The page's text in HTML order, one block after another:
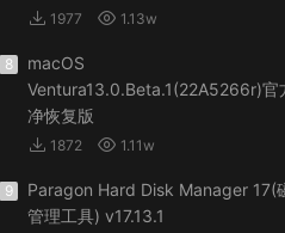
1977 1.13w
8
macOS
Ventura13.0.Beta.1(22A5266r)官
净恢复版
1872 1.11w
9
Paragon Hard Disk Manager 17(
管理工具) v17.13.1